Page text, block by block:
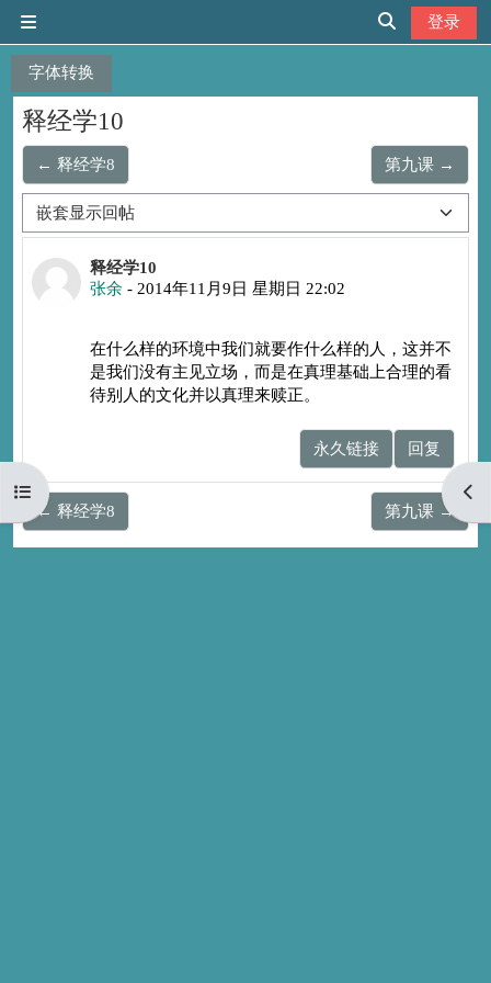
字体转换
切换搜索输入
登录
打开课程索引 打
释经学10
← 释经学8 第九课 →
显示模式
释经学10
张余 - 2014年11月9日 星期日 22:02
回帖数：0
在什么样的环境中我们就要作什么样的人，这并不
是我们没有主见立场，而是在真理基础上合理的看
待别人的文化并以真理来赎正。
永久链接 回复
← 释经学8 第九课 →